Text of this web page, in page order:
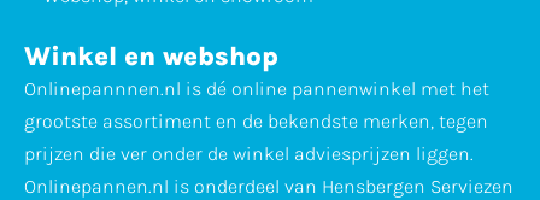
Winkel en webshop
Onlinepannnen.nl is dé online pannenwinkel met het
grootste assortiment en de bekendste merken, tegen
prijzen die ver onder de winkel adviesprijzen liggen.
Onlinepannen.nl is onderdeel van Hensbergen Serviezen